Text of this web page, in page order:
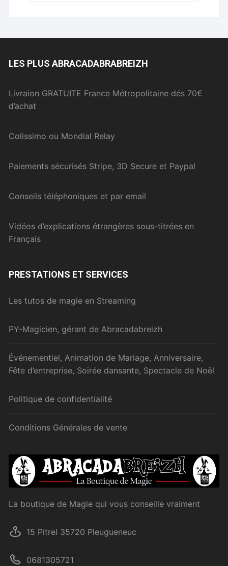
LES PLUS ABRACADABRABREIZH
Livraion GRATUITE France Métropolitaine dés 70€
d’achat
Colissimo ou Mondial Relay
Paiements sécurisés Stripe, 3D Secure et Paypal
Conseils téléphoniques et par email
Vidéos d’explications étrangères sous-titrées en
Français
PRESTATIONS ET SERVICES
Les tutos de magie en Streaming
PY-Magicien, gérant de Abracadabreizh
Événementiel, Animation de Mariage, Anniversaire,
Fête d’entreprise, Soirée dansante, Spectacle de Noël
Politique de confidentialité
Conditions Générales de vente
La boutique de Magie qui vous conseille vraiment
15 Pitrel 35720 Pleugueneuc
0681305721